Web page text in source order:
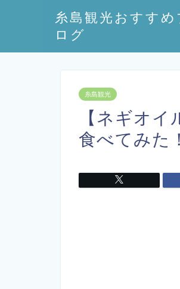
糸島観光おすすめ
ログ
糸島観光
【ネギオ
食べてみた！